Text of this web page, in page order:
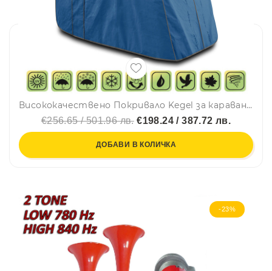
Висококачествено Покривало Kegel за каравана син цвят Серия Mobile 500ER
€256.65 / 501.96 лв.€198.24 / 387.72 лв.
ДОБАВИ В КОЛИЧКА
-23%